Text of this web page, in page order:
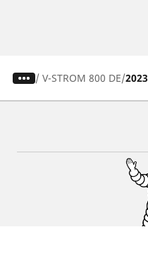
/ V-STROM 800 DE 2023